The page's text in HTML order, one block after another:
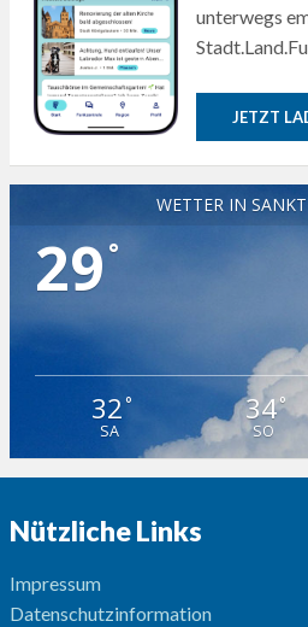
unterwegs
JETZT
WETTER IN
29 °
32°
SA
34°
SO
Nützliche Links
Impressum
Datenschutzinformation